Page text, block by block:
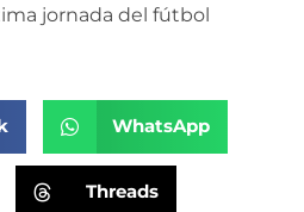
jornada del fútbol
WhatsApp
Threads